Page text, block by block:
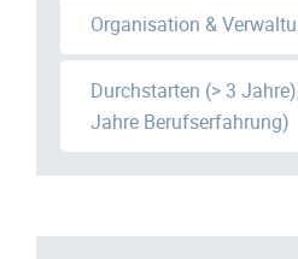
Organisation &
Durchstarten (> 3
Jahre Berufserfahrung)